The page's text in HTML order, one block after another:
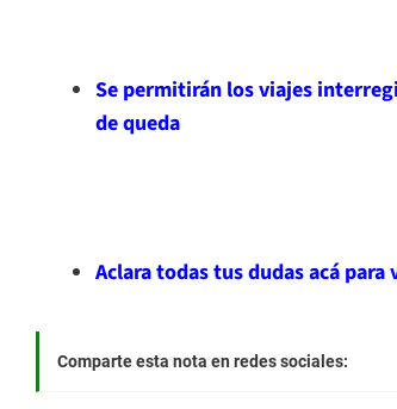
Se permitirán los viajes
de queda
Aclara todas tus dudas acá
Comparte esta nota en redes sociales: